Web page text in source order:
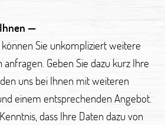
—
Sie unkompliziert weitere
Geben Sie dazu kurz Ihre
uns bei Ihnen mit weiteren
einem entsprechenden Angebot.
dass Ihre Daten dazu von